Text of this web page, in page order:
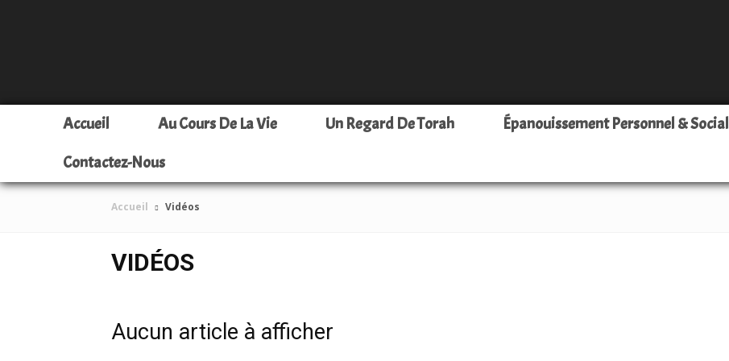
Leava
Accueil Au Cours De La Vie Un Regard De Torah Épanouissement Personnel & Social
Contactez-Nous
Accueil Vidéos
VIDÉOS
Aucun article à afficher